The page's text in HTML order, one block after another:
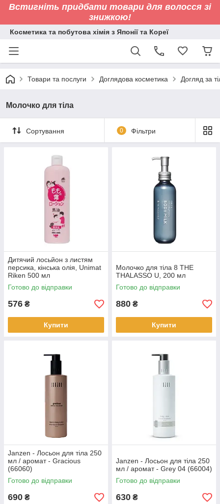
Встигніть придбати товари для волосся зі
знижкою!
Косметика та побутова хімія з Японії та Кореї
Товари та послуги Доглядова косметика Догляд за
Молочко для тіла
Сортування 0 Фільтри
Дитячий лосьйон з листям
персика, кінська олія, Unimat
Riken 500 мл
Готово до відправки
576 ₴
Купити
Молочко для тіла 8 THE
THALASSO U, 200 мл
Готово до відправки
880 ₴
Купити
Janzen - Лосьон для тіла 250
мл / аромат - Gracious
(66060)
Готово до відправки
690 ₴
Janzen - Лосьон для тіла 250
мл / аромат - Grey 04 (66004)
Готово до відправки
630 ₴